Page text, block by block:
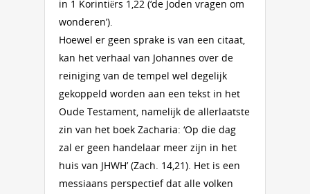
in 1 Korintiërs 1,22 (‘de Joden vragen om
wonderen’).
Hoewel er geen sprake is van een citaat,
kan het verhaal van Johannes over de
reiniging van de tempel wel degelijk
gekoppeld worden aan een tekst in het
Oude Testament, namelijk de allerlaatste
zin van het boek Zacharia: ‘Op die dag
zal er geen handelaar meer zijn in het
huis van JHWH’ (Zach. 14,21). Het is een
messiaans perspectief dat alle volken